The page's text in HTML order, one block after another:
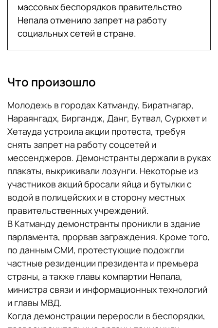
массовых беспорядков правительство
Непала отменило запрет на работу
социальных сетей в стране.
Что произошло
Молодежь в городах Катманду, Биратнагар,
Нараянгадх, Биргандж, Данг, Бутвал, Суркхет и
Хетауда устроила акции протеста, требуя
снять запрет на работу соцсетей и
мессенджеров. Демонстранты держали в руках
плакаты, выкрикивали лозунги. Некоторые из
участников акций бросали яйца и бутылки с
водой в полицейских и в сторону местных
правительственных учреждений.
В Катманду демонстранты проникли в здание
парламента, прорвав заграждения. Кроме того,
по данным СМИ, протестующие подожгли
частные резиденции президента и премьера
страны, а также главы компартии Непала,
министра связи и информационных технологий
и главы МВД.
Когда демонстрации переросли в беспорядки,